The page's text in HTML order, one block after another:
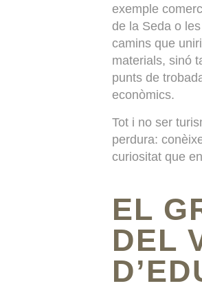
exemple
de la Seda o
camins que
materials, sinó
punts de
econòmics.
Tot i no ser
perdura:
curiositat que
EL
DEL